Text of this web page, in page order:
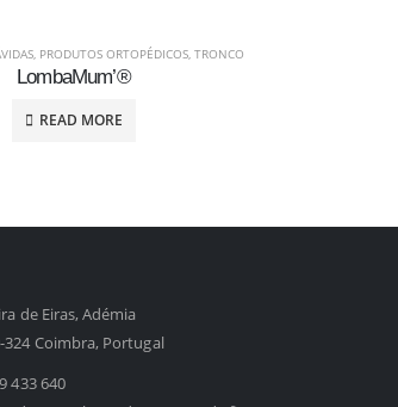
, PRODUTOS ORTOPÉDICOS,TRONCO
LombaMum’®
READ MORE
de Eiras, Adémia
324 Coimbra, Portugal
433 640